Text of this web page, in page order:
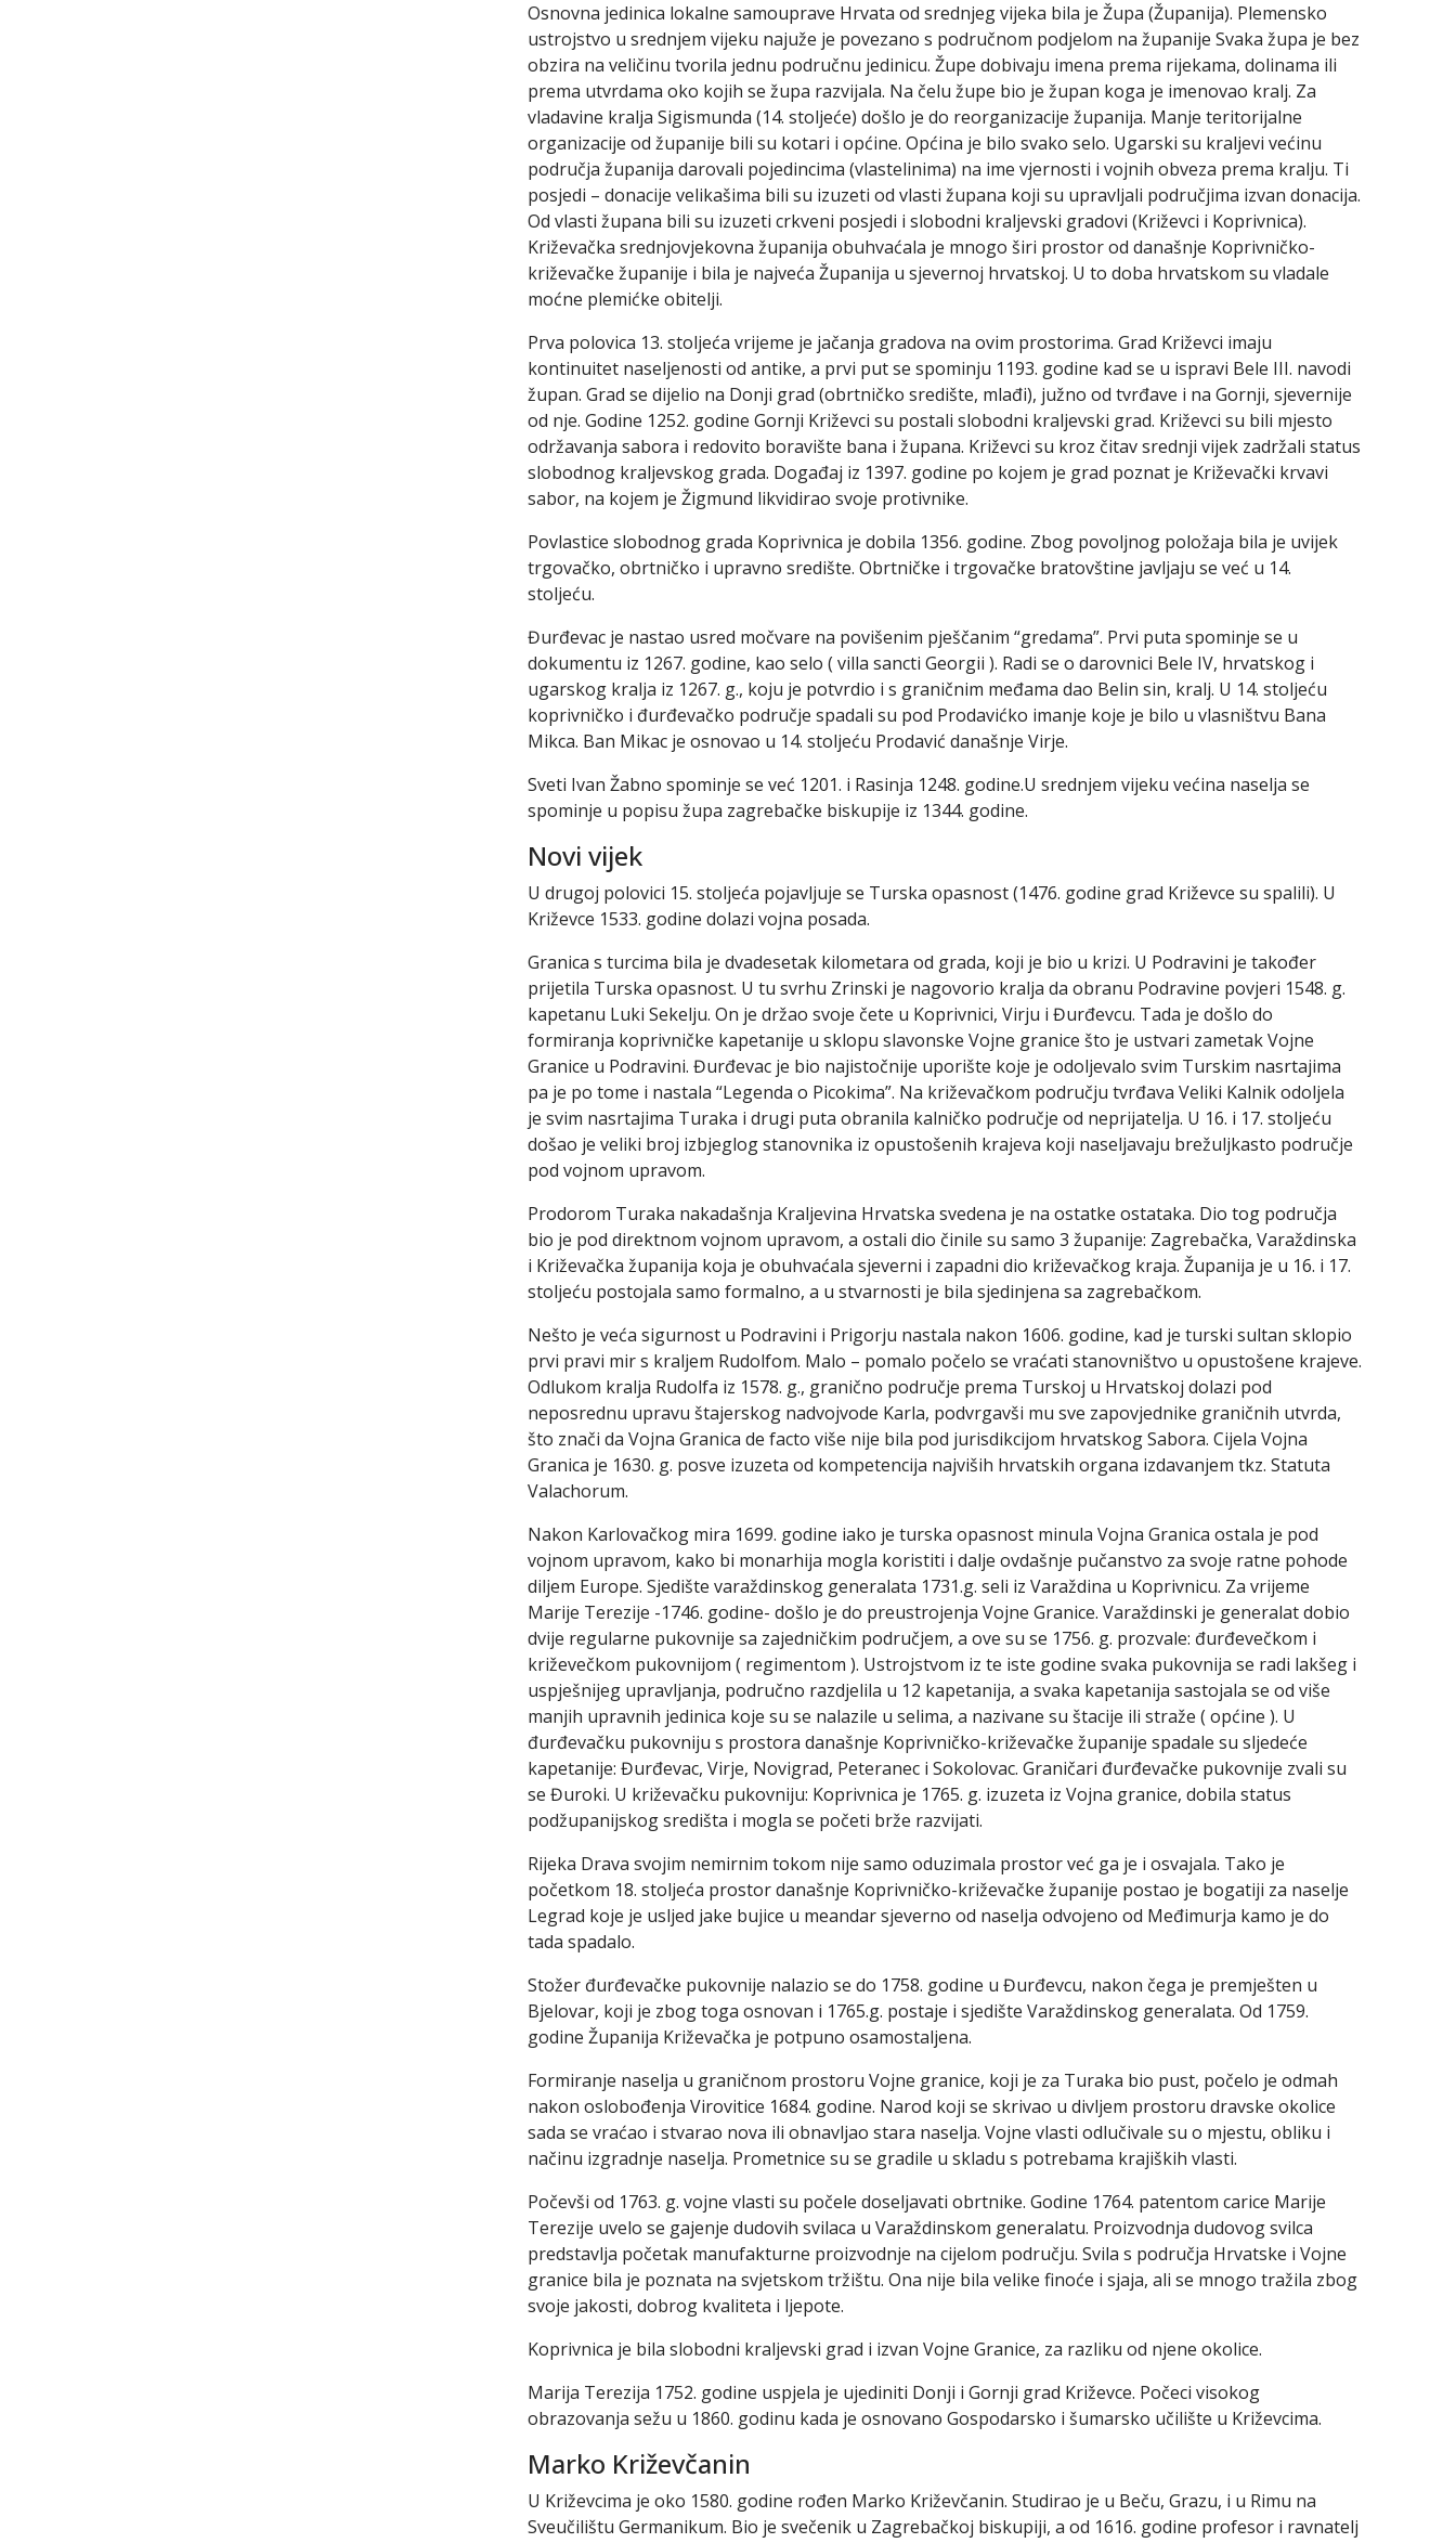
Osnovna jedinica lokalne samouprave Hrvata od srednjeg vijeka bila je Župa (Županija). Plemensko
ustrojstvo u srednjem vijeku najuže je povezano s područnom podjelom na županije Svaka župa je bez
obzira na veličinu tvorila jednu područnu jedinicu. Župe dobivaju imena prema rijekama, dolinama ili
prema utvrdama oko kojih se župa razvijala. Na čelu župe bio je župan koga je imenovao kralj. Za
vladavine kralja Sigismunda (14. stoljeće) došlo je do reorganizacije županija. Manje teritorijalne
organizacije od županije bili su kotari i općine. Općina je bilo svako selo. Ugarski su kraljevi većinu
područja županija darovali pojedincima (vlastelinima) na ime vjernosti i vojnih obveza prema kralju. Ti
posjedi – donacije velikašima bili su izuzeti od vlasti župana koji su upravljali područjima izvan donacija.
Od vlasti župana bili su izuzeti crkveni posjedi i slobodni kraljevski gradovi (Križevci i Koprivnica).
Križevačka srednjovjekovna županija obuhvaćala je mnogo širi prostor od današnje Koprivničko-
križevačke županije i bila je najveća Županija u sjevernoj hrvatskoj. U to doba hrvatskom su vladale
moćne plemićke obitelji.
Prva polovica 13. stoljeća vrijeme je jačanja gradova na ovim prostorima. Grad Križevci imaju
kontinuitet naseljenosti od antike, a prvi put se spominju 1193. godine kad se u ispravi Bele III. navodi
župan. Grad se dijelio na Donji grad (obrtničko središte, mlađi), južno od tvrđave i na Gornji, sjevernije
od nje. Godine 1252. godine Gornji Križevci su postali slobodni kraljevski grad. Križevci su bili mjesto
održavanja sabora i redovito boravište bana i župana. Križevci su kroz čitav srednji vijek zadržali status
slobodnog kraljevskog grada. Događaj iz 1397. godine po kojem je grad poznat je Križevački krvavi
sabor, na kojem je Žigmund likvidirao svoje protivnike.
Povlastice slobodnog grada Koprivnica je dobila 1356. godine. Zbog povoljnog položaja bila je uvijek
trgovačko, obrtničko i upravno središte. Obrtničke i trgovačke bratovštine javljaju se već u 14.
stoljeću.
Đurđevac je nastao usred močvare na povišenim pješčanim “gredama”. Prvi puta spominje se u
dokumentu iz 1267. godine, kao selo ( villa sancti Georgii ). Radi se o darovnici Bele IV, hrvatskog i
ugarskog kralja iz 1267. g., koju je potvrdio i s graničnim međama dao Belin sin, kralj. U 14. stoljeću
koprivničko i đurđevačko područje spadali su pod Prodavićko imanje koje je bilo u vlasništvu Bana
Mikca. Ban Mikac je osnovao u 14. stoljeću Prodavić današnje Virje.
Sveti Ivan Žabno spominje se već 1201. i Rasinja 1248. godine.U srednjem vijeku većina naselja se
spominje u popisu župa zagrebačke biskupije iz 1344. godine.
Novi vijek
U drugoj polovici 15. stoljeća pojavljuje se Turska opasnost (1476. godine grad Križevce su spalili). U
Križevce 1533. godine dolazi vojna posada.
Granica s turcima bila je dvadesetak kilometara od grada, koji je bio u krizi. U Podravini je također
prijetila Turska opasnost. U tu svrhu Zrinski je nagovorio kralja da obranu Podravine povjeri 1548. g.
kapetanu Luki Sekelju. On je držao svoje čete u Koprivnici, Virju i Đurđevcu. Tada je došlo do
formiranja koprivničke kapetanije u sklopu slavonske Vojne granice što je ustvari zametak Vojne
Granice u Podravini. Đurđevac je bio najistočnije uporište koje je odoljevalo svim Turskim nasrtajima
pa je po tome i nastala “Legenda o Picokima”. Na križevačkom području tvrđava Veliki Kalnik odoljela
je svim nasrtajima Turaka i drugi puta obranila kalničko područje od neprijatelja. U 16. i 17. stoljeću
došao je veliki broj izbjeglog stanovnika iz opustošenih krajeva koji naseljavaju brežuljkasto područje
pod vojnom upravom.
Prodorom Turaka nakadašnja Kraljevina Hrvatska svedena je na ostatke ostataka. Dio tog područja
bio je pod direktnom vojnom upravom, a ostali dio činile su samo 3 županije: Zagrebačka, Varaždinska
i Križevačka županija koja je obuhvaćala sjeverni i zapadni dio križevačkog kraja. Županija je u 16. i 17.
stoljeću postojala samo formalno, a u stvarnosti je bila sjedinjena sa zagrebačkom.
Nešto je veća sigurnost u Podravini i Prigorju nastala nakon 1606. godine, kad je turski sultan sklopio
prvi pravi mir s kraljem Rudolfom. Malo – pomalo počelo se vraćati stanovništvo u opustošene krajeve.
Odlukom kralja Rudolfa iz 1578. g., granično područje prema Turskoj u Hrvatskoj dolazi pod
neposrednu upravu štajerskog nadvojvode Karla, podvrgavši mu sve zapovjednike graničnih utvrda,
što znači da Vojna Granica de facto više nije bila pod jurisdikcijom hrvatskog Sabora. Cijela Vojna
Granica je 1630. g. posve izuzeta od kompetencija najviših hrvatskih organa izdavanjem tkz. Statuta
Valachorum.
Nakon Karlovačkog mira 1699. godine iako je turska opasnost minula Vojna Granica ostala je pod
vojnom upravom, kako bi monarhija mogla koristiti i dalje ovdašnje pučanstvo za svoje ratne pohode
diljem Europe. Sjedište varaždinskog generalata 1731.g. seli iz Varaždina u Koprivnicu. Za vrijeme
Marije Terezije -1746. godine- došlo je do preustrojenja Vojne Granice. Varaždinski je generalat dobio
dvije regularne pukovnije sa zajedničkim područjem, a ove su se 1756. g. prozvale: đurđevečkom i
križevečkom pukovnijom ( regimentom ). Ustrojstvom iz te iste godine svaka pukovnija se radi lakšeg i
uspješnijeg upravljanja, područno razdjelila u 12 kapetanija, a svaka kapetanija sastojala se od više
manjih upravnih jedinica koje su se nalazile u selima, a nazivane su štacije ili straže ( općine ). U
đurđevačku pukovniju s prostora današnje Koprivničko-križevačke županije spadale su sljedeće
kapetanije: Đurđevac, Virje, Novigrad, Peteranec i Sokolovac. Graničari đurđevačke pukovnije zvali su
se Đuroki. U križevačku pukovniju: Koprivnica je 1765. g. izuzeta iz Vojna granice, dobila status
podžupanijskog središta i mogla se početi brže razvijati.
Rijeka Drava svojim nemirnim tokom nije samo oduzimala prostor već ga je i osvajala. Tako je
početkom 18. stoljeća prostor današnje Koprivničko-križevačke županije postao je bogatiji za naselje
Legrad koje je usljed jake bujice u meandar sjeverno od naselja odvojeno od Međimurja kamo je do
tada spadalo.
Stožer đurđevačke pukovnije nalazio se do 1758. godine u Đurđevcu, nakon čega je premješten u
Bjelovar, koji je zbog toga osnovan i 1765.g. postaje i sjedište Varaždinskog generalata. Od 1759.
godine Županija Križevačka je potpuno osamostaljena.
Formiranje naselja u graničnom prostoru Vojne granice, koji je za Turaka bio pust, počelo je odmah
nakon oslobođenja Virovitice 1684. godine. Narod koji se skrivao u divljem prostoru dravske okolice
sada se vraćao i stvarao nova ili obnavljao stara naselja. Vojne vlasti odlučivale su o mjestu, obliku i
načinu izgradnje naselja. Prometnice su se gradile u skladu s potrebama krajiških vlasti.
Počevši od 1763. g. vojne vlasti su počele doseljavati obrtnike. Godine 1764. patentom carice Marije
Terezije uvelo se gajenje dudovih svilaca u Varaždinskom generalatu. Proizvodnja dudovog svilca
predstavlja početak manufakturne proizvodnje na cijelom području. Svila s područja Hrvatske i Vojne
granice bila je poznata na svjetskom tržištu. Ona nije bila velike finoće i sjaja, ali se mnogo tražila zbog
svoje jakosti, dobrog kvaliteta i ljepote.
Koprivnica je bila slobodni kraljevski grad i izvan Vojne Granice, za razliku od njene okolice.
Marija Terezija 1752. godine uspjela je ujediniti Donji i Gornji grad Križevce. Počeci visokog
obrazovanja sežu u 1860. godinu kada je osnovano Gospodarsko i šumarsko učilište u Križevcima.
Marko Križevčanin
U Križevcima je oko 1580. godine rođen Marko Križevčanin. Studirao je u Beču, Grazu, i u Rimu na
Sveučilištu Germanikum. Bio je svečenik u Zagrebačkoj biskupiji, a od 1616. godine profesor i ravnatelj